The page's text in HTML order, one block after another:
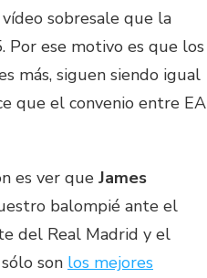
sobresale que la
Por ese motivo es que los
más, siguen siendo igual
que el convenio entre EA
es ver que James
balompié ante el
del Real Madrid y el
son los mejores